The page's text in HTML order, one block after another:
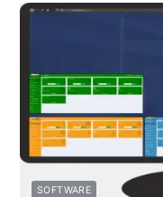
SOFTWARE